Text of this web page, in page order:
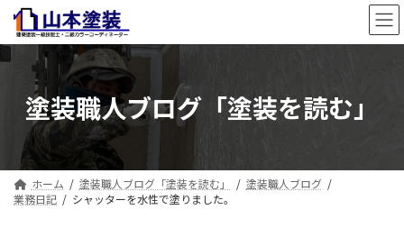
テ
ン
プ
ゲ
ー
動
塗装職人ブログ「塗装を読む」
ホーム 塗装職人ブログ「塗装を読む」
塗装職人ブログ
業務日記
シャッターを水性で塗りました。